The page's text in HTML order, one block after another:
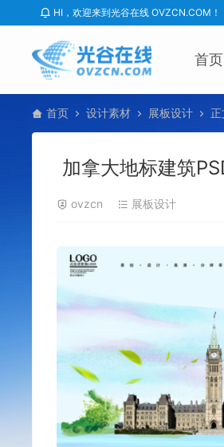
HI，欢迎来到光谷在线 OVZCN.COM！
首页
首页 设计素材 展板设计 正
加拿大地标建筑
ovzcn 展板设计